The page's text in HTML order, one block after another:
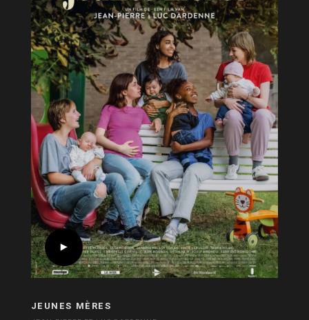
JEUNES MÈRES